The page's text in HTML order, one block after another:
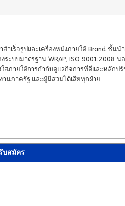
ำเร็จรูปและเครื่องหนังภายใต้ Brand ชั้น
ระบบมาตรฐาน WRAP, ISO 9001:2008
ภายใต้การกำกับดูแลกิจการที่ดีและหลักป
นภาครัฐ และผู้มีส่วนได้เสียทุกฝ่าย
บสมัคร